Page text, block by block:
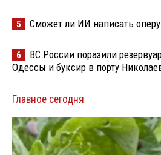
5 Сможет ли ИИ написать
6
ВС России поразили
Одессы и буксир в порту
Главное сегодня